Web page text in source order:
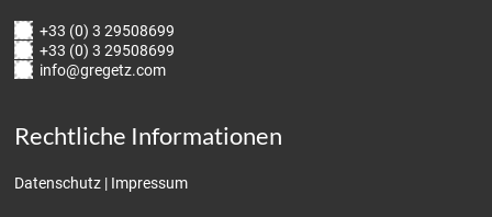
+33 (0) 3 29508699
+33 (0) 3 29508699
info@gregetz.com
Rechtliche Informationen
Datenschutz | Impressum